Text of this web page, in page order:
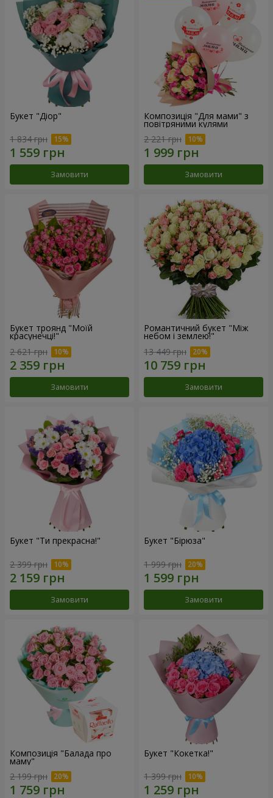
Букет "Діор"
1 834 грн
Замовити
Композиція "Для мами" з
повітряними кулями
2 221 грн
Замовити
Букет троянд "Моїй
красунечці!"
2 621 грн
Замовити
Романтичний букет "Між
небом і землею!"
13 449 грн
Замовити
Букет "Ти прекрасна!"
2 399 грн
Замовити
Букет "Бірюза"
1 999 грн
Замовити
Композиція "Балада про
маму"
2 199 грн
Букет "Кокетка!"
1 399 грн